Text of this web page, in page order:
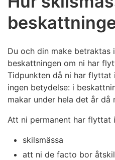
Du och din make betraktas
beskattningen om ni har
Tidpunkten då ni har flyttat
ingen betydelse: i
makar under hela det år då
Att ni permanent har flyttat
skilsmässa
att ni de facto bor